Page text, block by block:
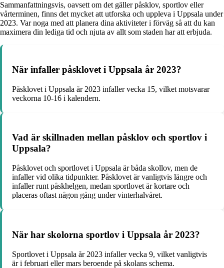
Sammanfattningsvis, oavsett om det gäller påsklov, sportlov eller
vårterminen, finns det mycket att utforska och uppleva i Uppsala under
2023. Var noga med att planera dina aktiviteter i förväg så att du kan
maximera din lediga tid och njuta av allt som staden har att erbjuda.
När infaller påsklovet i Uppsala år 2023?
Påsklovet i Uppsala år 2023 infaller vecka 15, vilket motsvarar
veckorna 10-16 i kalendern.
Vad är skillnaden mellan påsklov och sportlov i
Uppsala?
Påsklovet och sportlovet i Uppsala är båda skollov, men de
infaller vid olika tidpunkter. Påsklovet är vanligtvis längre och
infaller runt påskhelgen, medan sportlovet är kortare och
placeras oftast någon gång under vinterhalvåret.
När har skolorna sportlov i Uppsala år 2023?
Sportlovet i Uppsala år 2023 infaller vecka 9, vilket vanligtvis
är i februari eller mars beroende på skolans schema.